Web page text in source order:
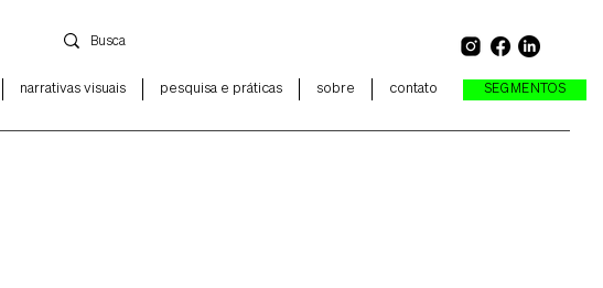
narrativas visuais pesquisa e práticas sobre contato SEGMENTOS